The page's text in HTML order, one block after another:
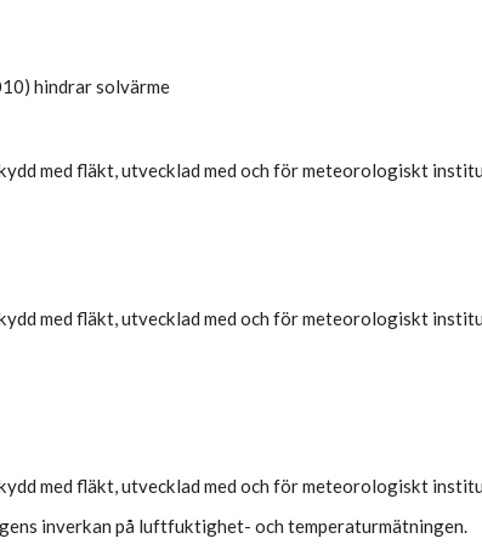
hindrar solvärme
med fläkt, utvecklad med och för meteorologiskt
med fläkt, utvecklad med och för meteorologiskt
med fläkt, utvecklad med och för meteorologiskt
inverkan på luftfuktighet- och temperaturmätningen.